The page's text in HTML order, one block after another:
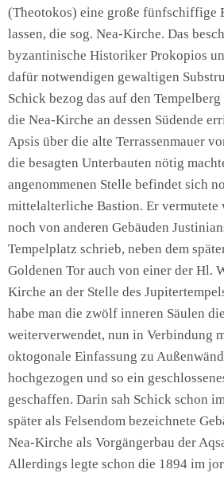
(Theotokos) eine große fünfschiffige
lassen, die sog. Nea-Kirche. Das
byzantinische Historiker Prokopios
dafür notwendigen gewaltigen
Schick bezog das auf den
die Nea-Kirche an dessen Südende
Apsis über die alte Terrassenmauer
die besagten Unterbauten nötig
angenommenen Stelle befindet sich
mittelalterliche Bastion. Er vermutete
noch von anderen Gebäuden
Tempelplatz schrieb, neben dem
Goldenen Tor auch von einer der Hl.
Kirche an der Stelle des
habe man die zwölf inneren Säulen
weiterverwendet, nun in Verbindung
oktogonale Einfassung zu
hochgezogen und so ein
geschaffen. Darin sah Schick schon
später als Felsendom bezeichnete
Nea-Kirche als Vorgängerbau der
Allerdings legte schon die 1894 im